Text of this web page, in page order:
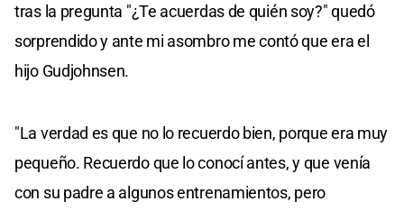
tras la pregunta "¿Te acuerdas de quién soy?" quedó
sorprendido y ante mi asombro me contó que era el
hijo Gudjohnsen.
"La verdad es que no lo recuerdo bien, porque era muy
pequeño. Recuerdo que lo conocí antes, y que venía
con su padre a algunos entrenamientos, pero